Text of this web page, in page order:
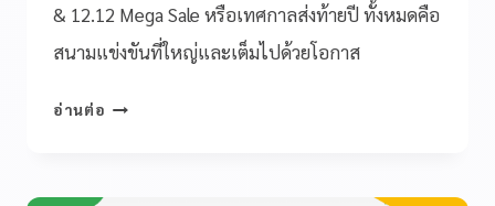
& 12.12 Mega Sale หรือเทศกาลส่งท้ายปี ทั้งหมดคือ
สนามแข่งขันที่ใหญ่และเต็มไปด้วยโอกาส
อ่านต่อ